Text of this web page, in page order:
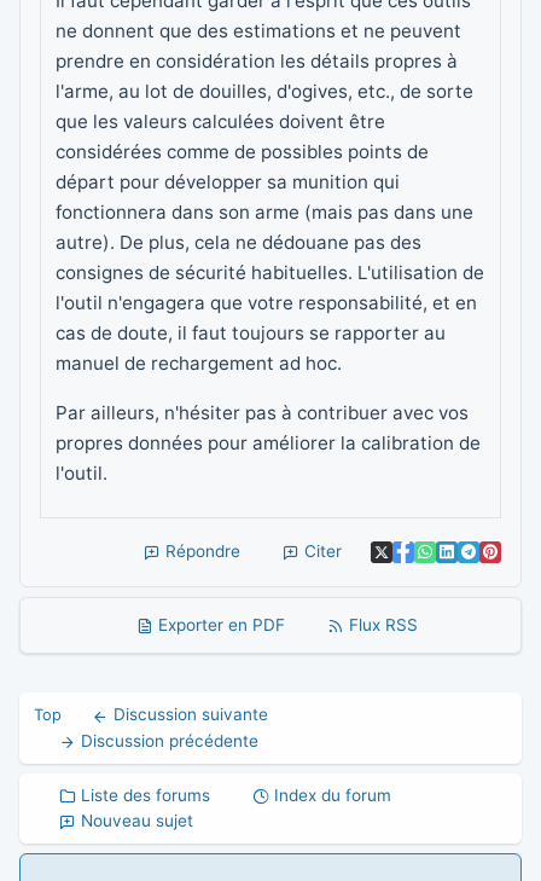
ne donnent que des estimations et ne peuvent
prendre en considération les détails propres à
l'arme, au lot de douilles, d'ogives, etc., de sorte
que les valeurs calculées doivent être
considérées comme de possibles points de
départ pour développer sa munition qui
fonctionnera dans son arme (mais pas dans une
autre). De plus, cela ne dédouane pas des
consignes de sécurité habituelles. L'utilisation de
l'outil n'engagera que votre responsabilité, et en
cas de doute, il faut toujours se rapporter au
manuel de rechargement ad hoc.
Par ailleurs, n'hésiter pas à contribuer avec vos
propres données pour améliorer la calibration de
l'outil.
Répondre Citer
Exporter en PDF Flux RSS
Top
Discussion suivante
Discussion précédente
Liste des forums
Index du forum
Nouveau sujet